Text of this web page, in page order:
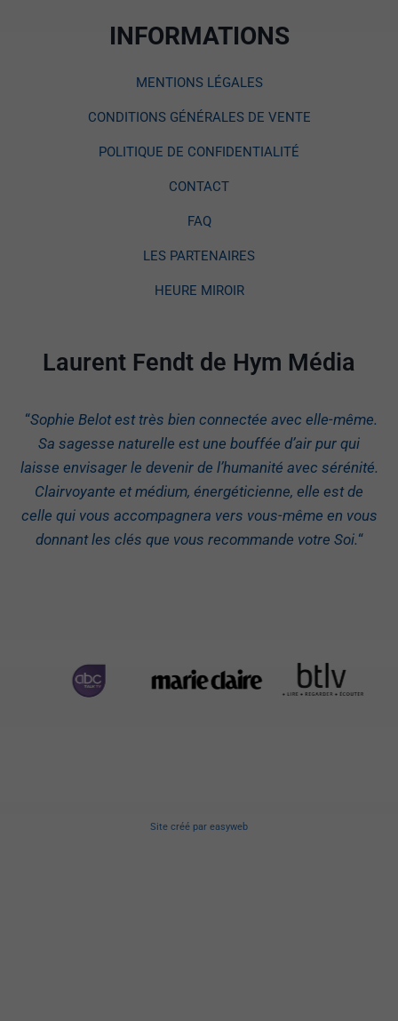
INFORMATIONS
MENTIONS LÉGALES
CONDITIONS GÉNÉRALES DE VENTE
POLITIQUE DE CONFIDENTIALITÉ
CONTACT
FAQ
LES PARTENAIRES
HEURE MIROIR
Laurent Fendt de Hym Média
“Sophie Belot est très bien connectée avec elle-même.
Sa sagesse naturelle est une bouffée d’air pur qui
laisse envisager le devenir de l’humanité avec sérénité.
Clairvoyante et médium, énergéticienne, elle est de
celle qui vous accompagnera vers vous-même en vous
donnant les clés que vous recommande votre Soi.“
Site créé par easyweb